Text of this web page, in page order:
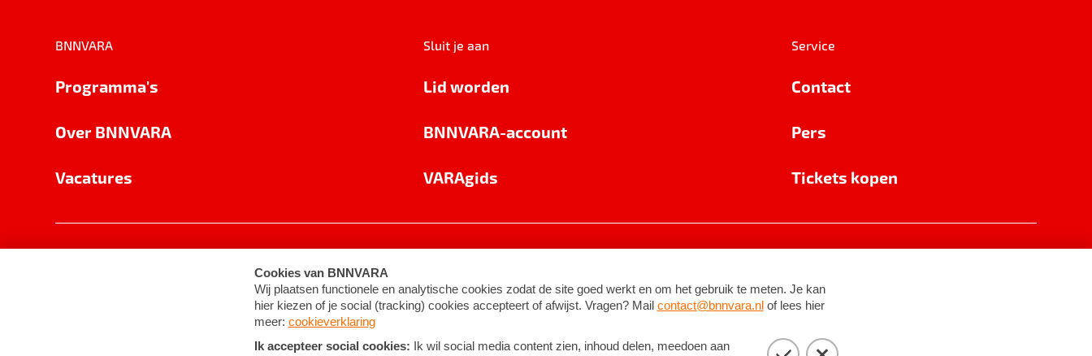
BNNVARA
Programma's
Over BNNVARA
Vacatures
Sluit je aan
Lid worden
BNNVARA-account
VARAgids
Service
Contact
Pers
Tickets kopen
Cookie-instellingen Algemene voorwaarden ©2026BNNVARA